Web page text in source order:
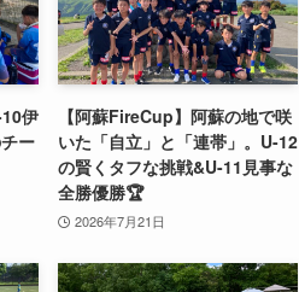
伊
ー
【阿蘇FireCup】阿蘇の地で咲
いた「自立」と「連帯」。U-12
の賢くタフな挑戦&U-11見事な
全勝優勝🏆
2026年7月21日